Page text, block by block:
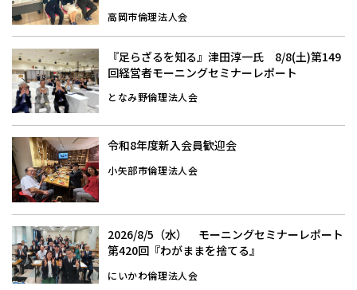
高岡市倫理法人会
『足らざるを知る』津田淳一氏 8/8(土)第149
回経営者モーニングセミナーレポート
となみ野倫理法人会
令和8年度新入会員歓迎会
小矢部市倫理法人会
2026/8/5（水） モーニングセミナーレポート
第420回『わがままを捨てる』
にいかわ倫理法人会